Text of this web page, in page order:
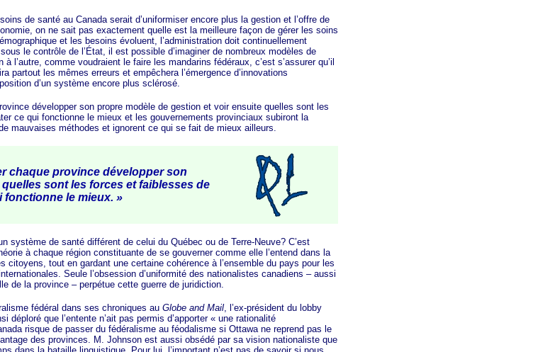
de santé au Canada serait d’uniformiser encore plus la gestion et l’offre de
on ne sait pas exactement quelle est la meilleure façon de gérer les soins
et les besoins évoluent, l’administration doit continuellement
le contrôle de l’État, il est possible d’imaginer de nombreux modèles de
l’autre, comme voudraient le faire les mandarins fédéraux, c’est s’assurer qu’il
partout les mêmes erreurs et empêchera l’émergence d’innovations
d’un système encore plus sclérosé.
développer son propre modèle de gestion et voir ensuite quelles sont les
ce qui fonctionne le mieux et les gouvernements provinciaux subiront la
mauvaises méthodes et ignorent ce qui se fait de mieux ailleurs.
chaque province développer son
quelles sont les forces et faiblesses de
fonctionne le mieux. »
de santé différent de celui du Québec ou de Terre-Neuve? C’est
à chaque région constituante de se gouverner comme elle l’entend dans la
tout en gardant une certaine cohérence à l’ensemble du pays pour les
Seule l’obsession d’uniformité des nationalistes canadiens – aussi
de la province – perpétue cette guerre de juridiction.
fédéral dans ses chroniques au Globe and Mail, l’ex-président du lobby
que l’entente n’ait pas permis d’apporter « une rationalité
risque de passer du fédéralisme au féodalisme si Ottawa ne reprend pas le
des provinces. M. Johnson est aussi obsédé par sa vision nationaliste que